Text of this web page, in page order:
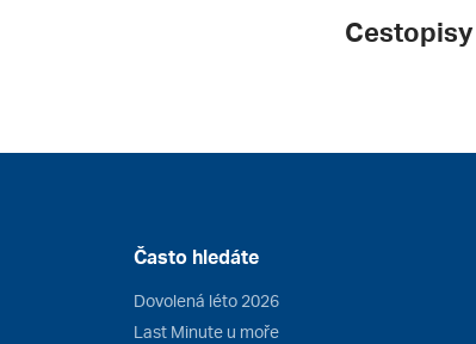
Cestopisy
Často hledáte
Dovolená léto 2026
Last Minute u moře